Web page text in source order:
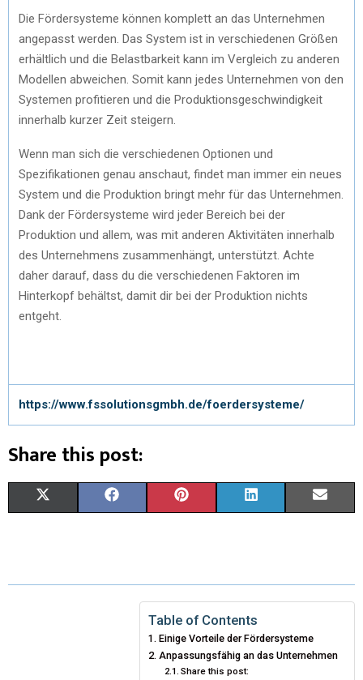
Die Fördersysteme können komplett an das Unternehmen
angepasst werden. Das System ist in verschiedenen Größen
erhältlich und die Belastbarkeit kann im Vergleich zu anderen
Modellen abweichen. Somit kann jedes Unternehmen von den
Systemen profitieren und die Produktionsgeschwindigkeit
innerhalb kurzer Zeit steigern.
Wenn man sich die verschiedenen Optionen und
Spezifikationen genau anschaut, findet man immer ein neues
System und die Produktion bringt mehr für das Unternehmen.
Dank der Fördersysteme wird jeder Bereich bei der
Produktion und allem, was mit anderen Aktivitäten innerhalb
des Unternehmens zusammenhängt, unterstützt. Achte
daher darauf, dass du die verschiedenen Faktoren im
Hinterkopf behältst, damit dir bei der Produktion nichts
entgeht.
https://www.fssolutionsgmbh.de/foerdersysteme/
Share this post:
W E T
E
R
E
K
D
I
Table of Contents
Einige Vorteile der Fördersysteme
Anpassungsfähig an das Unternehmen
Share this post: